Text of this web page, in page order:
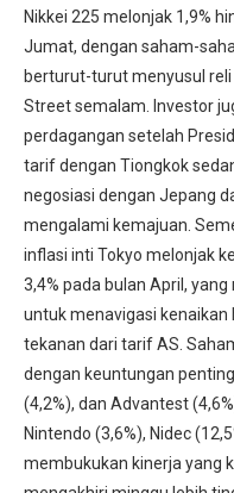
Nikkei 225 melonjak 1,9%
Jumat, dengan saham-
berturut-turut menyusul reli
Street semalam. Investor
perdagangan setelah
tarif dengan Tiongkok
negosiasi dengan Jepang
mengalami kemajuan.
inflasi inti Tokyo melonjak
3,4% pada bulan April,
untuk menavigasi
tekanan dari tarif AS.
dengan keuntungan
(4,2%), dan Advantest
Nintendo (3,6%), Nidec
membukukan kinerja yang